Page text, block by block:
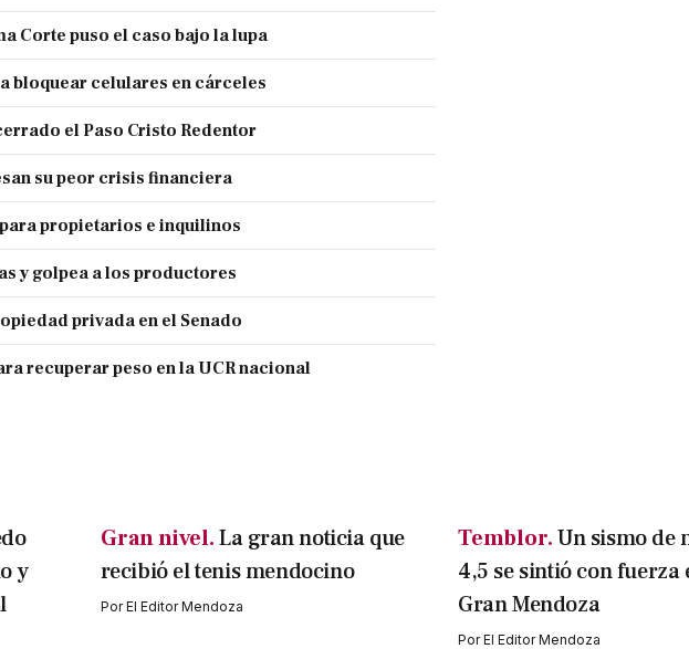
Corte puso el caso bajo la lupa
bloquear celulares en cárceles
el Paso Cristo Redentor
su peor crisis financiera
propietarios e inquilinos
y golpea a los productores
privada en el Senado
recuperar peso en la UCR nacional
y
Gran nivel.La gran noticia que
recibió el tenis mendocino
PorEl Editor Mendoza
Temblor.Un sismo de
4,5 se sintió con fuerza
Gran Mendoza
PorEl Editor Mendoza